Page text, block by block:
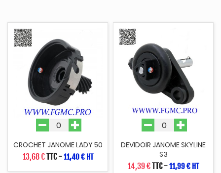
CROCHET JANOME LADY 50
13,68 €TTC-11,40 € HT
DEVIDOIR JANOME SKYLINE
S3
14,39 €TTC-11,99 € HT